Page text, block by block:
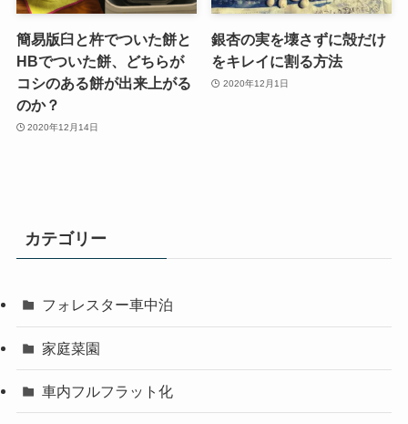
簡易版臼と杵でついた餅と
HBでついた餅、どちらが
コシのある餅が出来上がる
のか？
2020年12月14日
銀杏の実を壊さずに殻だけ
をキレイに割る方法
2020年12月1日
カテゴリー
フォレスター車中泊
家庭菜園
車内フルフラット化